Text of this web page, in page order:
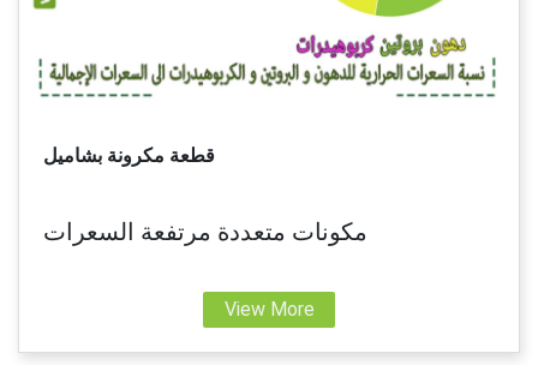
قطعة مكرونة بشاميل
مكونات متعددة مرتفعة السعرات
View More